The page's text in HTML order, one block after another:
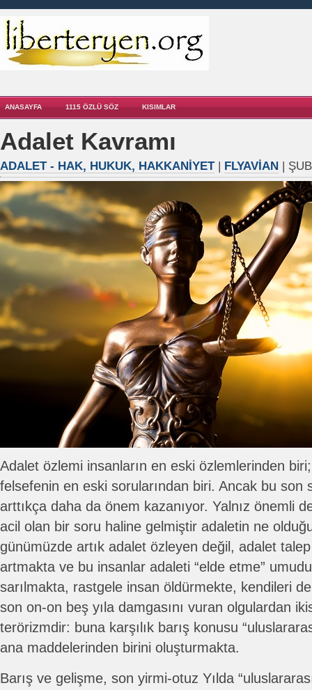
ANASAYFA 1115 ÖZLÜ SÖZ KISIMLAR
Adalet Kavramı
ADALET - HAK, HUKUK, HAKKANIYET| FLYAVIAN |
Adalet özlemi insanların en eski özlemlerinden
felsefenin en eski sorularından biri. Ancak bu son
arttıkça daha da önem kazanıyor. Yalnız önemli
acil olan bir soru haline gelmiştir adaletin ne
günümüzde artık adalet özleyen değil, adalet
artmakta ve bu insanlar adaleti “elde etme”
sarılmakta, rastgele insan öldürmekte, kendileri
son on-on beş yıla damgasını vuran olgulardan
terörizmdir: buna karşılık barış konusu
ana maddelerinden birini oluşturmakta.
Barış ve gelişme, son yirmi-otuz Yılda